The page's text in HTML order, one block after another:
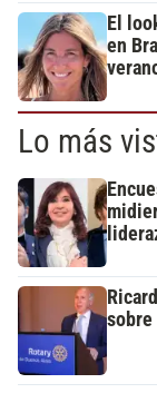
El
en
Lo más